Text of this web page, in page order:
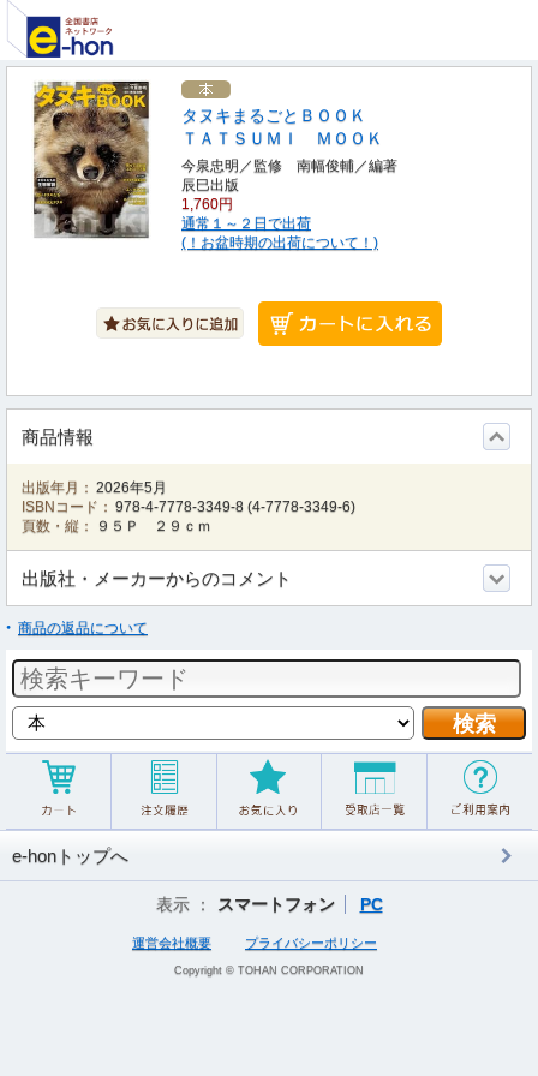
タヌキまるごとＢＯＯＫ
ＴＡＴＳＵＭＩ ＭＯＯＫ
今泉忠明／監修 南幅俊輔／編著
辰巳出版
1,760円
通常１～２日で出荷
(！お盆時期の出荷について！)
商品情報
出版年月： 2026年5月
ISBNコード： 978-4-7778-3349-8 (4-7778-3349-6)
頁数・縦：
９５Ｐ ２９ｃｍ
出版社・メーカーからのコメント
商品の返品について
e-honトップへ
表示 ： スマートフォン PC
運営会社概要 プライバシーポリシー
Copyright © TOHAN CORPORATION